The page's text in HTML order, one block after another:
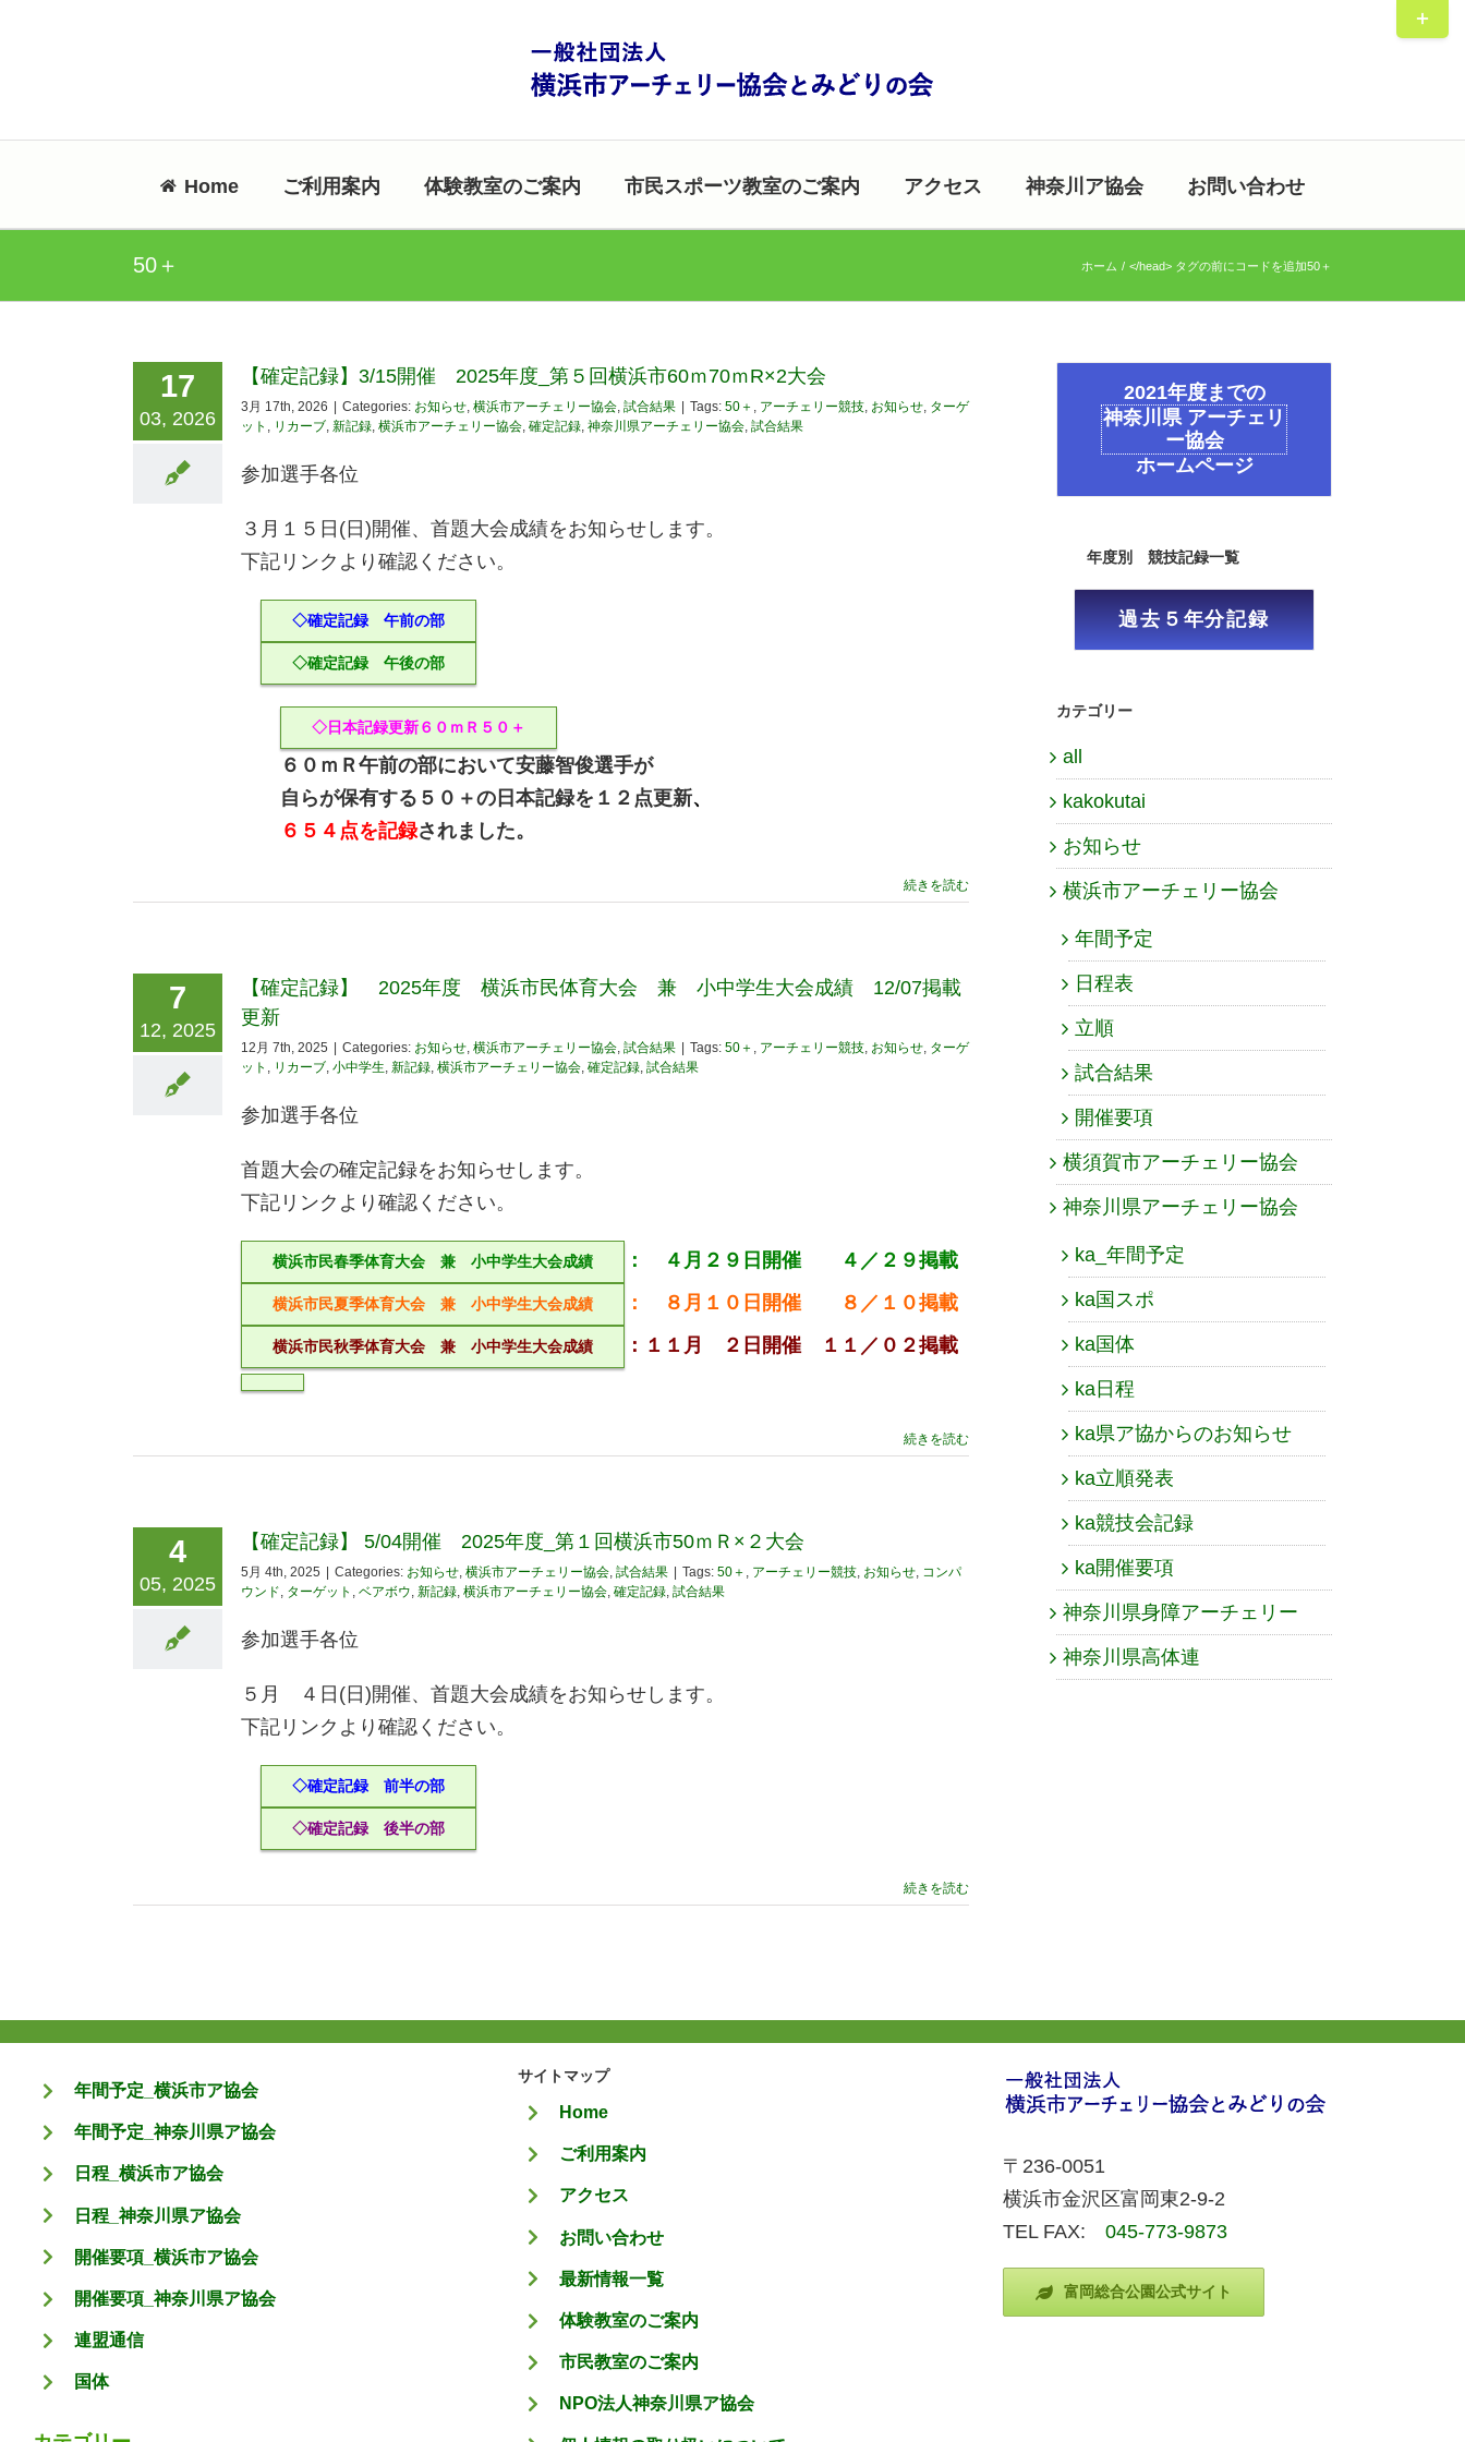
Home ご利用案内 体験教室のご案内 市民スポーツ教室のご案内 アクセス 神奈川ア協会 お問い合わせ
50＋ ホーム </head> タグの前にコードを追加50＋
17
03, 2026
【確定記録】3/15開催 2025年度_第５回横浜市60ｍ70ｍR×2大会
3月 17th, 2026 Categories: お知らせ, 横浜市アーチェリー協会, 試合結果 Tags: 50＋ , アーチェリー競技, お知らせ, ターゲ
ット , リカーブ, 新記録, 横浜市アーチェリー協会, 確定記録, 神奈川県アーチェリー協会, 試合結果
参加選手各位
３月１５日(日)開催、首題大会成績をお知らせします。
下記リンクより確認ください。
◇確定記録 午前の部
◇確定記録 午後の部
◇日本記録更新６０ｍＲ５０＋
６０ｍＲ午前の部において安藤智俊選手が
自らが保有する５０＋の日本記録を１２点更新、
６５４点を記録されました。
続きを読む
7
12, 2025
【確定記録】 2025年度 横浜市民体育大会 兼 小中学生大会成績 12/07掲載
更新
12月 7th, 2025 Categories: お知らせ, 横浜市アーチェリー協会, 試合結果 Tags: 50＋ , アーチェリー競技, お知らせ, ターゲ
ット , リカーブ, 小中学生, 新記録, 横浜市アーチェリー協会, 確定記録, 試合結果
参加選手各位
首題大会の確定記録をお知らせします。
下記リンクより確認ください。
横浜市民春季体育大会 兼 小中学生大会成績 ： ４月２９日開催 ４／２９掲載
横浜市民夏季体育大会 兼 小中学生大会成績 ： ８月１０日開催 ８／１０掲載
横浜市民秋季体育大会 兼 小中学生大会成績 ：１１月 ２日開催 １１／０２掲載
続きを読む
4
05, 2025
【確定記録】 5/04開催 2025年度_第１回横浜市50ｍＲ×２大会
5月 4th, 2025 Categories: お知らせ, 横浜市アーチェリー協会, 試合結果 Tags: 50＋ , アーチェリー競技, お知らせ, コンパ
ウンド, ターゲット , ベアボウ, 新記録, 横浜市アーチェリー協会, 確定記録, 試合結果
参加選手各位
５月 ４日(日)開催、首題大会成績をお知らせします。
下記リンクより確認ください。
◇確定記録 前半の部
◇確定記録 後半の部
続きを読む
2021年度までの
神奈川県 アーチェリ
ー協会
ホームページ
年度別 競技記録一覧
過去５年分記録
カテゴリー
all
kakokutai
お知らせ
横浜市アーチェリー協会
年間予定
日程表
立順
試合結果
開催要項
横須賀市アーチェリー協会
神奈川県アーチェリー協会
ka_年間予定
ka国スポ
ka国体
ka日程
ka県ア協からのお知らせ
ka立順発表
ka競技会記録
ka開催要項
神奈川県身障アーチェリー
神奈川県高体連
年間予定_横浜市ア協会
年間予定_神奈川県ア協会
日程_横浜市ア協会
日程_神奈川県ア協会
開催要項_横浜市ア協会
開催要項_神奈川県ア協会
連盟通信
国体
サイトマップ
Home
ご利用案内
アクセス
お問い合わせ
最新情報一覧
体験教室のご案内
市民教室のご案内
NPO法人神奈川県ア協会
〒236-0051
横浜市金沢区富岡東2-9-2
TEL FAX:045-773-9873
富岡総合公園公式サイト
Toggle